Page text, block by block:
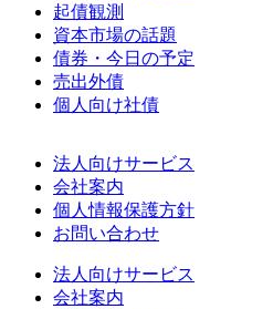
起債観測
資本市場の話題
債券・今日の予定
売出外債
個人向け社債
法人向けサービス
会社案内
個人情報保護方針
お問い合わせ
法人向けサービス
会社案内